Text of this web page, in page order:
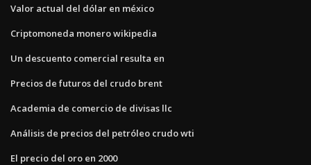
Valor actual del dólar en méxico
Criptomoneda monero wikipedia
Un descuento comercial resulta en
Precios de futuros del crudo brent
Academia de comercio de divisas llc
Análisis de precios del petróleo crudo wti
El precio del oro en 2000